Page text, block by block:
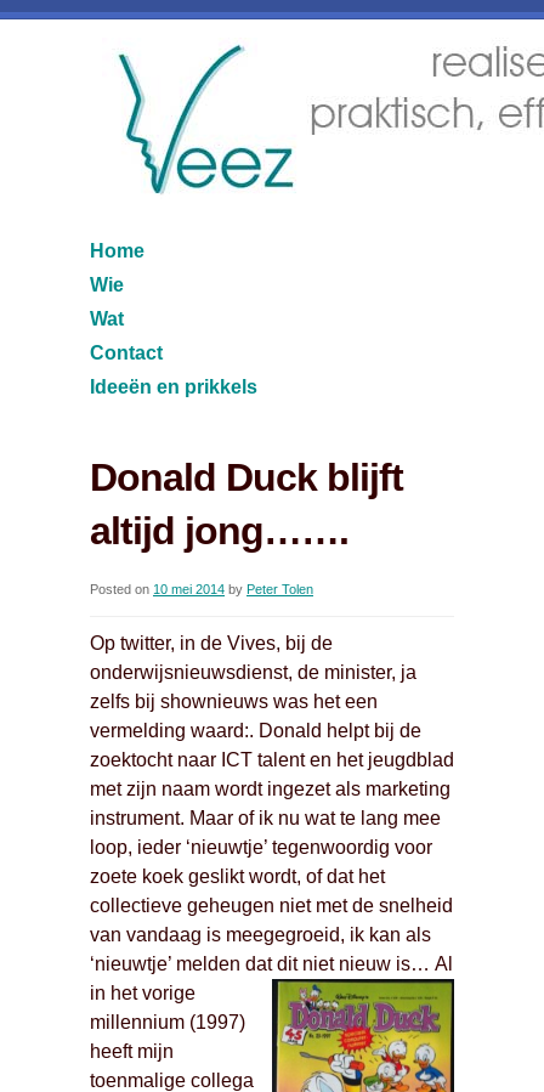
Home
Wie
Wat
Contact
Ideeën en prikkels
Donald Duck blijft
altijd jong…….
Posted on 10 mei 2014 by Peter Tolen
Op twitter, in de Vives, bij de
onderwijsnieuwsdienst, de minister, ja
zelfs bij shownieuws was het een
vermelding waard:. Donald helpt bij de
zoektocht naar ICT talent en het jeugdblad
met zijn naam wordt ingezet als marketing
instrument. Maar of ik nu wat te lang mee
loop, ieder ‘nieuwtje’ tegenwoordig voor
zoete koek geslikt wordt, of dat het
collectieve geheugen niet met de snelheid
van vandaag is meegegroeid, ik kan als
‘nieuwtje’ melden dat dit niet nieuw is… Al
in het vorige
millennium (1997)
heeft mijn
toenmalige collega